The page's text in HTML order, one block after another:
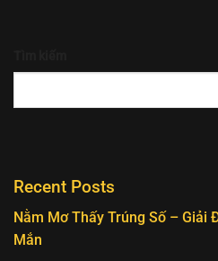
Recent Posts
Nằm Mơ Thấy Trúng Số – Giải
Mắn